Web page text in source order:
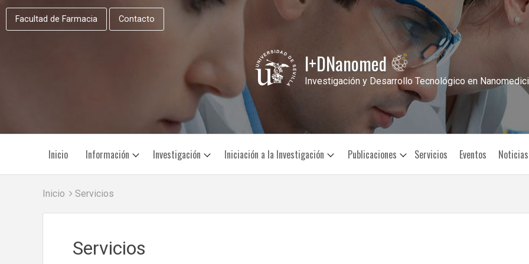
Facultad de Farmacia Contacto
I+DNanomed
Investigación y Desarrollo Tecnológico en
Inicio Información Investigación Iniciación a la Investigación Publicaciones Servicios Eventos Noticias
Inicio Servicios
Servicios